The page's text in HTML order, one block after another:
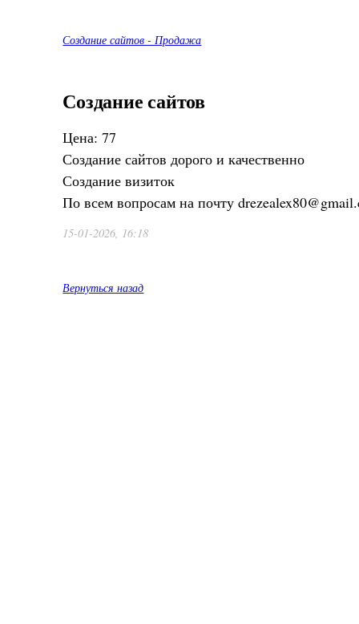
Создание сайтов - Продажа
Создание сайтов
Цена: 77
Создание сайтов дорого и качественно
Создание визиток
По всем вопросам на почту
15-01-2026, 16:18
Вернуться назад